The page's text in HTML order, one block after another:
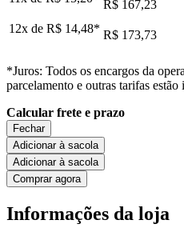
R$ 167,23
12x de R$ 14,48* R$ 173,73
*Juros: Todos os encargos da
parcelamento e outras tarifas
Calcular frete e prazo
Fechar
Adicionar à sacola
Adicionar à sacola
Comprar agora
Informações da loja